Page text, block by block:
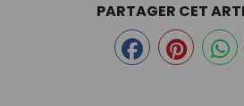
PARTAGER CET